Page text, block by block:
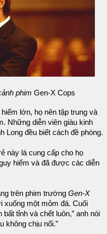
phim Gen-X Cops
lớn, họ nên tập trung và
Những diễn viên giàu kinh
Long đều biết cách đề phòng.
này là cung cấp cho họ
hiểm và đã được các diễn
trên phim trường Gen-X
xuống một mỏm đá. Cuối
bất tỉnh và chết luôn,” anh nói
không chịu nổi.”